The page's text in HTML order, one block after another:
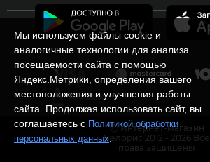
Мы используем файлы cookie и
аналогичные технологии для анализа
посещаемости сайта с помощью
Яндекс.Метрики, определения вашего
местоположения и улучшения работы
сайта. Продолжая использовать сайт, вы
соглашаетесь с Политикой обработки
персональных данных.
Ⓒ Интернет-магазин
Белорис 2012 - 2026 Все
права защищены